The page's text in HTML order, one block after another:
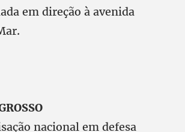
em direção à avenida
nacional em defesa